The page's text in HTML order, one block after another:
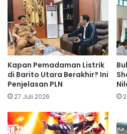
Kapan Pemadaman Listrik
di Barito Utara Berakhir? Ini
Penjelasan PLN
27 Juli 2026